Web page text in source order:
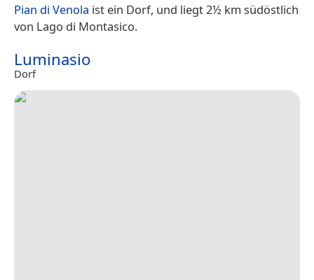
Pian di Venola ist ein Dorf, und liegt 2½ km südöstlich
von Lago di Montasico.
Luminasio
Dorf